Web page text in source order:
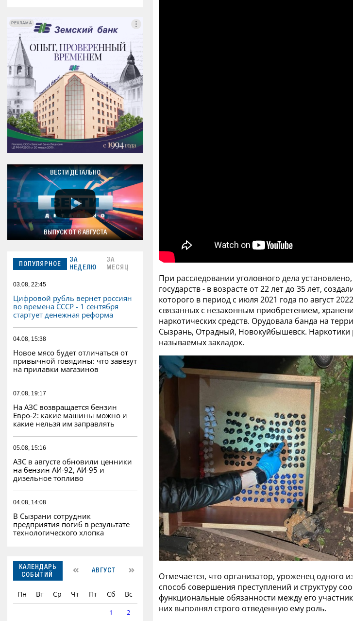
РЕКЛАМА
РЕКЛАМА
ВЕСТИ ДЕТАЛЬНО
ВЫПУСК ОТ 6 АВГУСТА
ПОПУЛЯРНОЕ
ЗА
НЕДЕЛЮ
ЗА
МЕСЯЦ
03.08, 22:45
Цифровой рубль вернет россиян
во времена СССР - 1 сентября
стартует денежная реформа
04.08, 15:38
Новое мясо будет отличаться от
привычной говядины: что завезут
на прилавки магазинов
07.08, 19:17
На АЗС возвращается бензин
Евро‑2: какие машины можно и
какие нельзя им заправлять
05.08, 15:16
АЗС в августе обновили ценники
на бензин АИ-92, АИ-95 и
дизельное топливо
04.08, 14:08
В Сызрани сотрудник
предприятия погиб в результате
технологического хлопка
КАЛЕНДАРЬ
СОБЫТИЙ
АВГУСТ
Пн Вт Ср Чт Пт Сб Вс
1
2
При расследовании уголовного дела
государств - в возрасте от 22 лет до 35 лет,
которого в период с июля 2021 года по август
связанных с незаконным приобретением,
наркотических средств. Орудовала банда на
Сызрань, Отрадный, Новокуйбышевск. Наркотики
называемых закладок.
Отмечается, что организатор, уроженец одного
способ совершения преступлений и структуру
функциональные обязанности между его
них выполнял строго отведенную ему роль.